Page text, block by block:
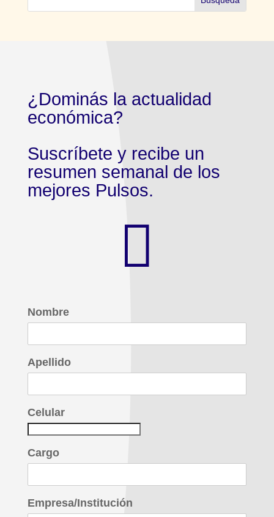
¿Dominás la actualidad
económica?
Suscríbete y recibe un
resumen semanal de los
mejores Pulsos.

Nombre
Apellido
Celular
Cargo
Empresa/Institución